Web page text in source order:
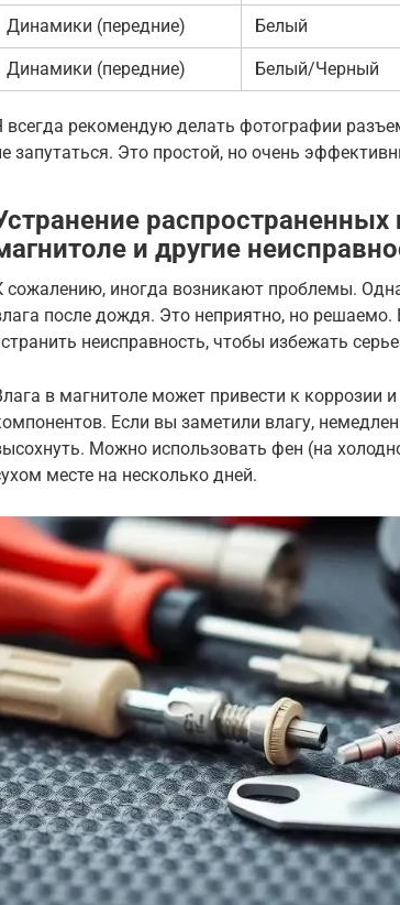
Динамики (передние) Белый
Динамики (передние) Белый/Черный
всегда рекомендую делать фотографии
запутаться. Это простой, но очень
и другие
сожалению, иногда возникают проблемы.
после дождя. Это неприятно, но
неисправность, чтобы избежать
в магнитоле может привести к коррозии
Если вы заметили влагу,
Можно использовать фен (на
месте на несколько дней.